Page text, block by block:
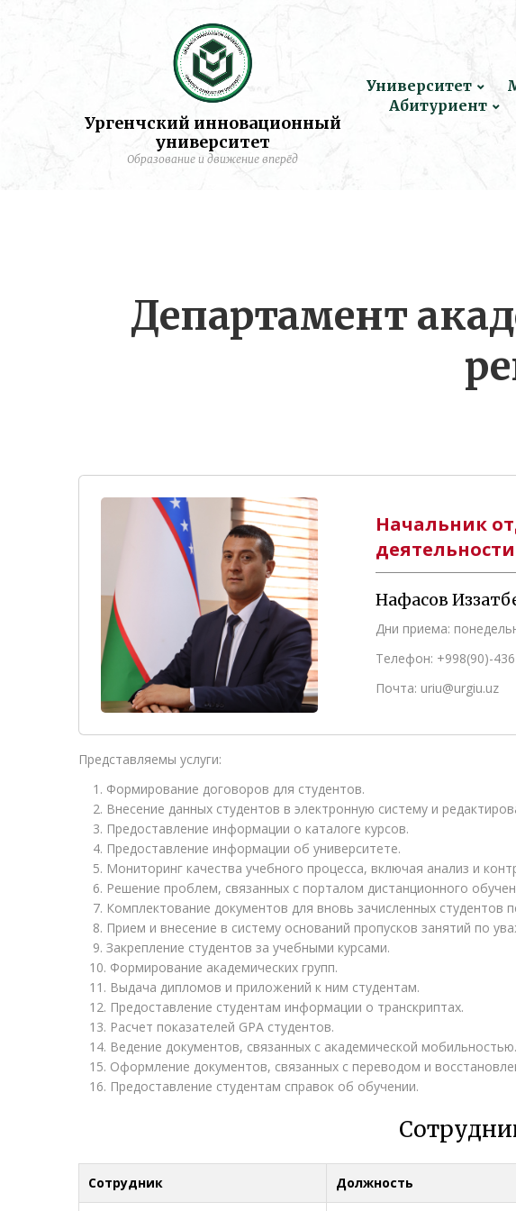
Ургенчский инновационный
университет
Образование и движение вперёд
Университет
Абитуриент
Департамент
Начальник
Нафасов
Дни приема:
Телефон: +998(90)-
Почта: uriu@urgiu.uz
Представляемы услуги:
1. Формирование договоров для студентов.
2. Внесение данных студентов в электронную систему и
3. Предоставление информации о каталоге курсов.
4. Предоставление информации об университете.
5. Мониторинг качества учебного процесса, включая анализ и
6. Решение проблем, связанных с порталом дистанционного
7. Комплектование документов для вновь зачисленных студентов
8. Прием и внесение в систему оснований пропусков занятий по
9. Закрепление студентов за учебными курсами.
10. Формирование академических групп.
11. Выдача дипломов и приложений к ним студентам.
12. Предоставление студентам информации о транскриптах.
13. Расчет показателей GPA студентов.
14. Ведение документов, связанных с академической мобильностью.
15. Оформление документов, связанных с переводом и
16. Предоставление студентам справок об обучении.
Сотрудник Должность